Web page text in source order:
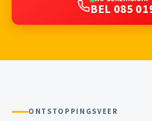
BEL 085
ONTSTOPPINGSVEER